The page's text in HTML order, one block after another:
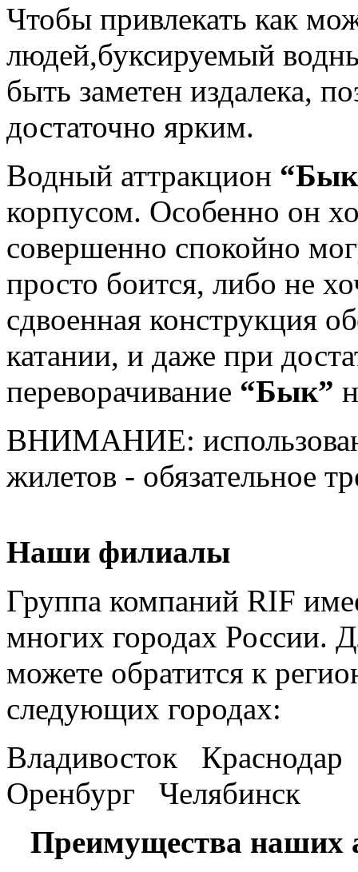
Чтобы привлекать как
людей,буксируемый
быть заметен издалека,
достаточно ярким.
Водный аттракцион
корпусом. Особенно он
совершенно спокойно
просто боится, либо не
сдвоенная конструкция
катании, и даже при
переворачивание “Бык”
ВНИМАНИЕ:
жилетов - обязательное
Наши филиалы
Группа компаний RIF
многих городах России.
можете обратится к
следующих городах:
Владивосток
Оренбург Челябинск
Преимущества наших